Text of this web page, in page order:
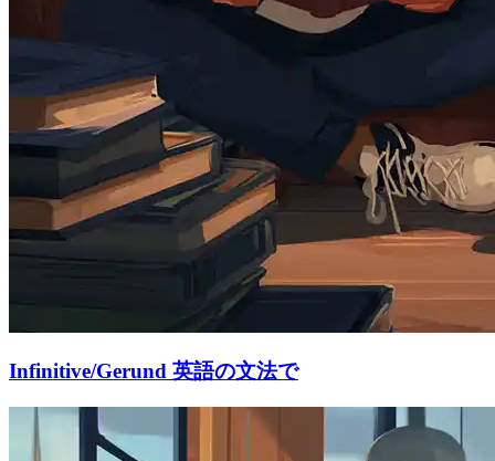
Infinitive/Gerund 英語の文法で